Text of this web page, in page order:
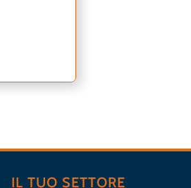
IL TUO SETTORE